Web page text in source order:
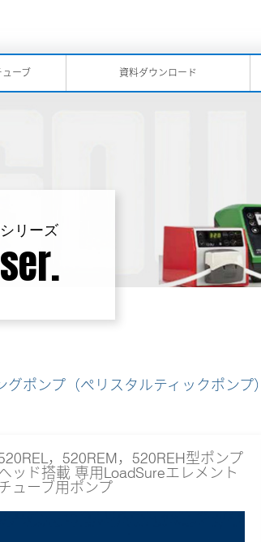
ューブ 資料ダウンロード
リーズ
ポンプ（ペリスタルティックポンプ）
，520REM，520REH型ポンプ
ッド搭載 専用LoadSureエレメント
チューブ用ポンプ